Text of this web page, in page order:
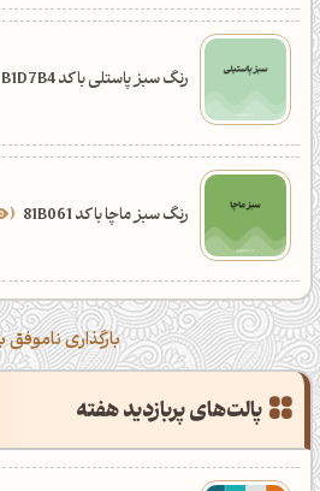
رنگ سبز پاستلی با کد B1D7B4
رنگ سبز ماچا با کد 81B061
بارگذاری ناموفق
پالت‌های پربازدید هفته